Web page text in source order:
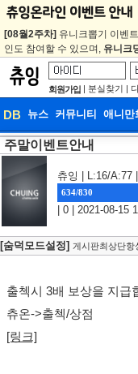
[08월2주차] 유니크뽑기 이벤
인도 참여할 수 있으며, 유니크
회원가입 | 분실찾기 |
DB 뉴스 커뮤니티 애니만
DB
웹툰 이
주말이벤트안내
츄잉 | L:16/A:77 |
634/830
| 0 | 2021-08-15
[숨덕모드설정] 게시판최상단항
출첵시 3배 보상을 지급
츄온->출첵/상점
[링크]